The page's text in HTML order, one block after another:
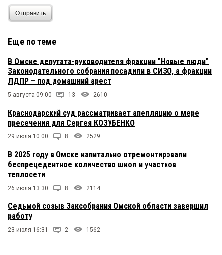
Отправить
Еще по теме
В Омске депутата-руководителя фракции "Новые люди"
Законодательного собрания посадили в СИЗО, а фракции
ЛДПР – под домашний арест
5 августа 09:00 13 2610
Краснодарский суд рассматривает апелляцию о мере
пресечения для Сергея КОЗУБЕНКО
29 июля 10:00 8 2529
В 2025 году в Омске капитально отремонтировали
беспрецедентное количество школ и участков
теплосети
26 июля 13:30 8 2114
Седьмой созыв Заксобрания Омской области завершил
работу
23 июля 16:31 2 1562